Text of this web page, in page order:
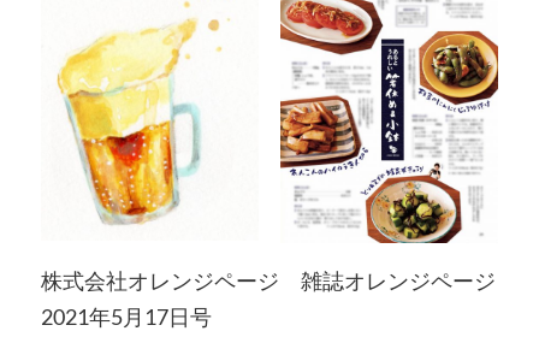
株式会社オレンジページ 雑誌オレンジページ
2021年5月17日号